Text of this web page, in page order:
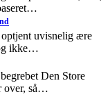
uvisnelig ære
ikke…
Den Store
over, så…